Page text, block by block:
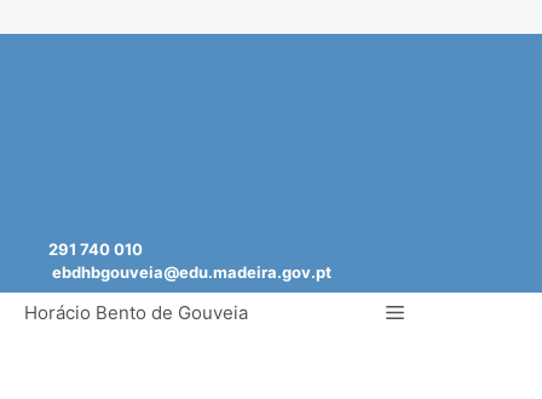
291 740 010
ebdhbgouveia@edu.madeira.gov.pt
Horácio Bento de Gouveia Menu